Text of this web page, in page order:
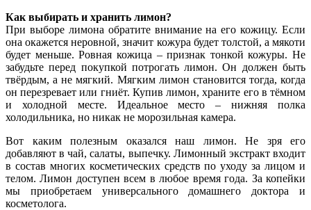
Как выбирать и хранить лимон?
При выборе лимона обратите внимание на его кожицу. Если
она окажется неровной, значит кожура будет толстой, а мякоти
будет меньше. Ровная кожица – признак тонкой кожуры. Не
забудьте перед покупкой потрогать лимон. Он должен быть
твёрдым, а не мягкий. Мягким лимон становится тогда, когда
он перезревает или гниёт. Купив лимон, храните его в тёмном
и холодной месте. Идеальное место – нижняя полка
холодильника, но никак не морозильная камера.
Вот каким полезным оказался наш лимон. Не зря его
добавляют в чай, салаты, выпечку. Лимонный экстракт входит
в состав многих косметических средств по уходу за лицом и
телом. Лимон доступен всем в любое время года. За копейки
мы приобретаем универсального домашнего доктора и
косметолога.